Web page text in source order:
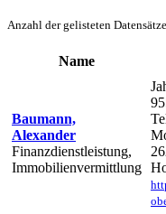
Anzahl der gelisteten
Name
Baumann,
Alexander
Finanzdienstleistung,
Immobilienvermittlung